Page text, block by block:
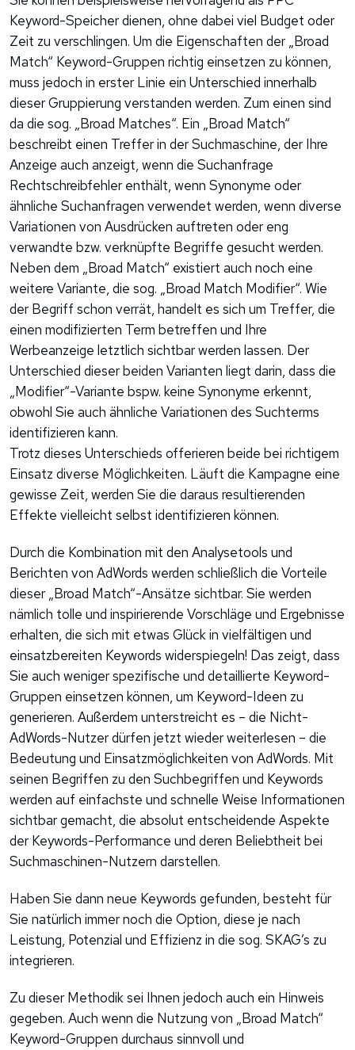
Keyword-Speicher dienen, ohne dabei viel Budget oder
Zeit zu verschlingen. Um die Eigenschaften der „Broad
Match“ Keyword-Gruppen richtig einsetzen zu können,
muss jedoch in erster Linie ein Unterschied innerhalb
dieser Gruppierung verstanden werden. Zum einen sind
da die sog. „Broad Matches“. Ein „Broad Match“
beschreibt einen Treffer in der Suchmaschine, der Ihre
Anzeige auch anzeigt, wenn die Suchanfrage
Rechtschreibfehler enthält, wenn Synonyme oder
ähnliche Suchanfragen verwendet werden, wenn diverse
Variationen von Ausdrücken auftreten oder eng
verwandte bzw. verknüpfte Begriffe gesucht werden.
Neben dem „Broad Match“ existiert auch noch eine
weitere Variante, die sog. „Broad Match Modifier“. Wie
der Begriff schon verrät, handelt es sich um Treffer, die
einen modifizierten Term betreffen und Ihre
Werbeanzeige letztlich sichtbar werden lassen. Der
Unterschied dieser beiden Varianten liegt darin, dass die
„Modifier“-Variante bspw. keine Synonyme erkennt,
obwohl Sie auch ähnliche Variationen des Suchterms
identifizieren kann.
Trotz dieses Unterschieds offerieren beide bei richtigem
Einsatz diverse Möglichkeiten. Läuft die Kampagne eine
gewisse Zeit, werden Sie die daraus resultierenden
Effekte vielleicht selbst identifizieren können.
Durch die Kombination mit den Analysetools und
Berichten von AdWords werden schließlich die Vorteile
dieser „Broad Match“-Ansätze sichtbar. Sie werden
nämlich tolle und inspirierende Vorschläge und Ergebnisse
erhalten, die sich mit etwas Glück in vielfältigen und
einsatzbereiten Keywords widerspiegeln! Das zeigt, dass
Sie auch weniger spezifische und detaillierte Keyword-
Gruppen einsetzen können, um Keyword-Ideen zu
generieren. Außerdem unterstreicht es – die Nicht-
AdWords-Nutzer dürfen jetzt wieder weiterlesen – die
Bedeutung und Einsatzmöglichkeiten von AdWords. Mit
seinen Begriffen zu den Suchbegriffen und Keywords
werden auf einfachste und schnelle Weise Informationen
sichtbar gemacht, die absolut entscheidende Aspekte
der Keywords-Performance und deren Beliebtheit bei
Suchmaschinen-Nutzern darstellen.
Haben Sie dann neue Keywords gefunden, besteht für
Sie natürlich immer noch die Option, diese je nach
Leistung, Potenzial und Effizienz in die sog. SKAG’s zu
integrieren.
Zu dieser Methodik sei Ihnen jedoch auch ein Hinweis
gegeben. Auch wenn die Nutzung von „Broad Match“
Keyword-Gruppen durchaus sinnvoll und